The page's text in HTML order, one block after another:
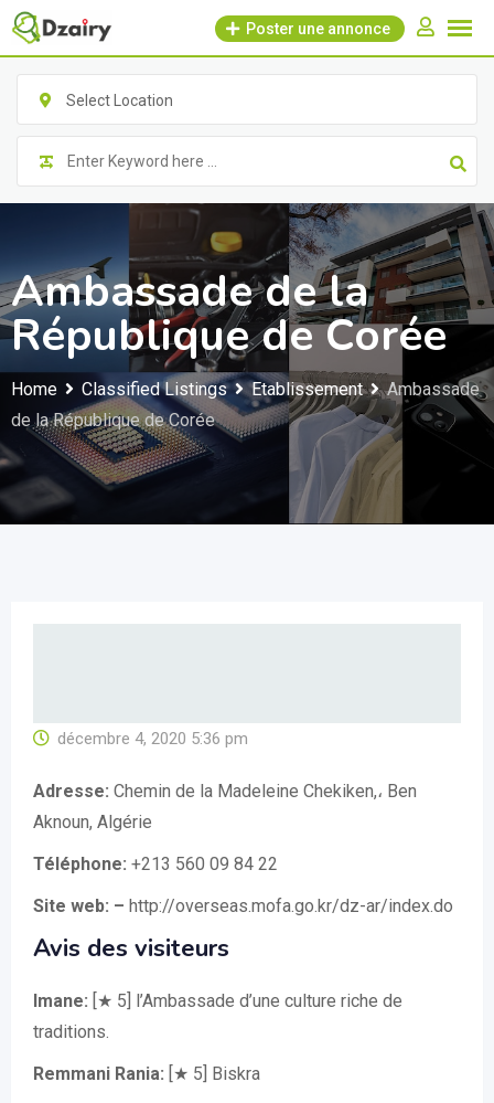
Skip
content
Poster une annonce
Select Location
Ambassade de la
République de Corée
Home Classified Listings Etablissement
Ambassade
de la République de Corée
décembre 4, 2020 5:36 pm
Adresse: Chemin de la Madeleine Chekiken,، Ben
Aknoun, Algérie
Téléphone: +213 560 09 84 22
Site web: – http://overseas.mofa.go.kr/dz-ar/index.do
Avis des visiteurs
Imane: [★ 5] l’Ambassade d’une culture riche de
traditions.
Remmani Rania: [★ 5] Biskra